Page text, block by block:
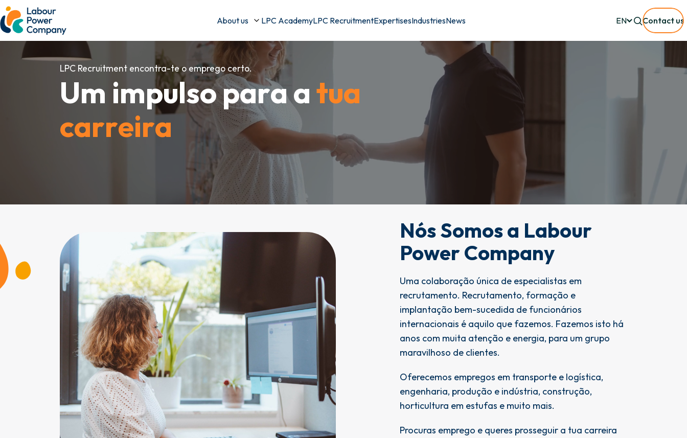
About us LPC AcademyLPC RecruitmentExpertisesIndustriesNews EN Contact us
LPC Recruitment encontra-te o emprego certo.
Um impulsoparaatua
carreira
Nós Somos a Labour
Power Company
Uma colaboração única de especialistas em
recrutamento. Recrutamento, formação e
implantação bem-sucedida de funcionários
internacionais é aquilo que fazemos. Fazemos isto há
anos com muita atenção e energia, para um grupo
maravilhoso de clientes.
Oferecemos empregos em transporte e logística,
engenharia, produção e indústria, construção,
horticultura em estufas e muito mais.
Procuras emprego e queres prosseguir a tua carreira